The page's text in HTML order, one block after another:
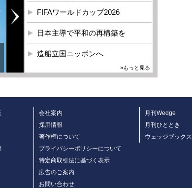
FIFAワールドカップ2026
日本主導で平和の再構築を
造船立国ニッポンへ
»もっと見る
会社案内
採用情報
著作権について
プライバシーポリシーについて
特定商取引法に基づく表示
広告のご案内
お問い合わせ
月刊Wedge
月刊ひととき
ウェッジブックス